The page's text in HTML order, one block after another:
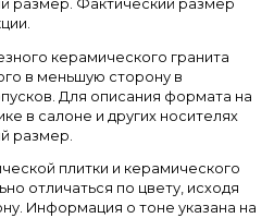
размер. Фактический размер
керамического гранита
в меньшую сторону в
Для описания формата на
в салоне и других носителях
размер.
плитки и керамического
отличаться по цвету, исходя
Информация о тоне указана на